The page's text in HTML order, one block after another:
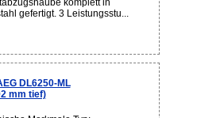
komplett in
gefertigt. 3 Leistungsstu...
DL6250-ML
mm tief)